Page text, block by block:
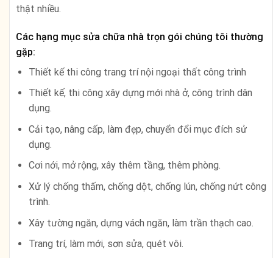
thật nhiều.
Các hạng mục sửa chữa nhà trọn gói chúng tôi thường
gặp:
Thiết kế thi công trang trí nội ngoại thất công trình
Thiết kế, thi công xây dựng mới nhà ở, công trình dân
dụng.
Cải tạo, nâng cấp, làm đẹp, chuyển đổi mục đích sử
dụng.
Cơi nới, mở rộng, xây thêm tầng, thêm phòng.
Xử lý chống thấm, chống dột, chống lún, chống nứt công
trình.
Xây tường ngăn, dựng vách ngăn, làm trần thạch cao.
Trang trí, làm mới, sơn sửa, quét vôi.